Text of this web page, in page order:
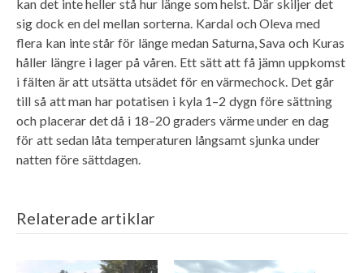
kan det inte heller stå hur länge som helst. Där skiljer det
sig dock en del mellan sorterna. Kardal och Oleva med
flera kan inte står för länge medan Saturna, Sava och Kuras
håller längre i lager på våren. Ett sätt att få jämn uppkomst
i fälten är att utsätta utsädet för en värmechock. Det går
till så att man har potatisen i kyla 1–2 dygn före sättning
och placerar det då i 18–20 graders värme under en dag
för att sedan låta temperaturen långsamt sjunka under
natten före sättdagen.
Relaterade artiklar